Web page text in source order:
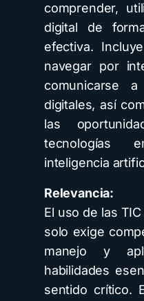
comprender,
digital de
efectiva.
navegar por
comunicarse
digitales, así
las
tecnologías
inteligencia
Relevancia:
El uso de las
solo exige
manejo y
habilidades
sentido crítico.